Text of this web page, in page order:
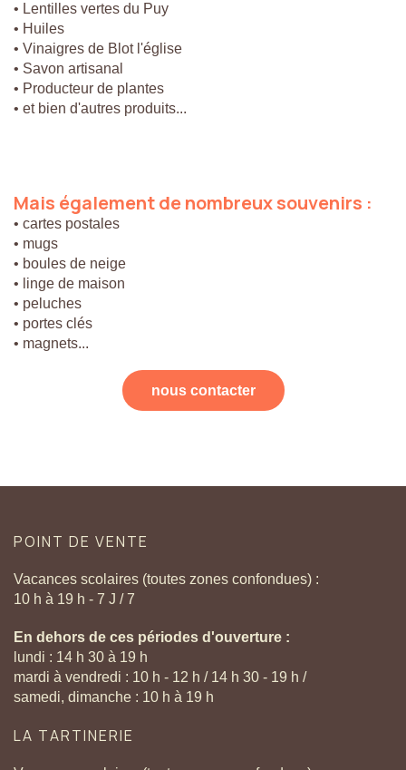
• Lentilles vertes du Puy
• Huiles
• Vinaigres de Blot l'église
• Savon artisanal
• Producteur de plantes
• et bien d'autres produits...
Mais égalementdenombreuxsouvenirs :
• cartes postales
• mugs
• boules de neige
• linge de maison
• peluches
• portes clés
• magnets...
nous contacter
POINT DE VENTE
Vacances scolaires (toutes zones confondues) :
10 h à 19 h - 7 J / 7
En dehors de ces périodes d'ouverture :
lundi : 14 h 30 à 19 h
mardi à vendredi : 10 h - 12 h / 14 h 30 - 19 h /
samedi, dimanche : 10 h à 19 h
LA TARTINERIE